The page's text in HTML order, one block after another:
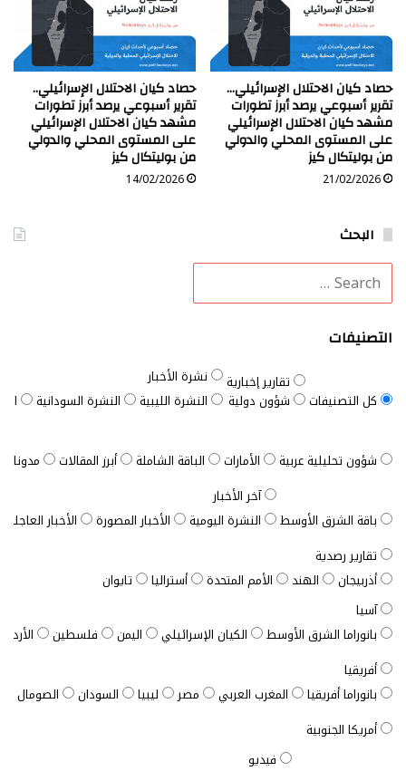
حصاد كيان الاحتلال الإسرائيلي…
تقرير أسبوعي يرصد أبرز تطورات
مشهد كيان الاحتلال الإسرائيلي
على المستوى المحلي والدولي
من بوليتكال كيز
21/02/2026
حصاد كيان الاحتلال الإسرائيلي..
تقرير أسبوعي يرصد أبرز تطورات
مشهد كيان الاحتلال الإسرائيلي
على المستوى المحلي والدولي
من بوليتكال كيز
14/02/2026
البحث
التصنيفات
كل التصنيفات
تقارير إخبارية
شؤون دولية
نشرة الأخبار
النشرة الليبية
النشرة السودانية
شؤون تحليلية عربية الأمارات الباقة الشاملة أبرز المقالات مدونات
باقة الشرق الأوسط
آخر الأخبار
النشرة اليومية
الأخبار المصورة
الأخبار العاجلة
تقارير رصدية
أذربيجان
الهند الأمم المتحدة أستراليا
تايوان
آسيا
بانوراما الشرق الأوسط
الكيان الإسرائيلي اليمن فلسطين
الأردن
أفريقيا
بانوراما أفريقيا
المغرب العربي مصر ليبيا السودان الصومال
أمريكا الجنوبية
فيديو